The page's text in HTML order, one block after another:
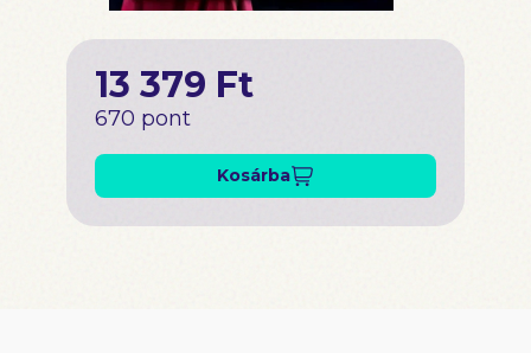
13 379 Ft
670 pont
Kosárba